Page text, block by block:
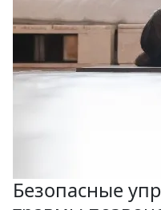
Безопасные